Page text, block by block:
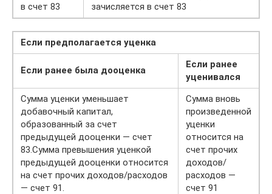
в счет 83
зачисляется в счет 83
Если предполагается уценка
Если ранее была дооценка
Если ранее
уценивался
Сумма уценки уменьшает
добавочный капитал,
образованный за счет
предыдущей дооценки — счет
83.Сумма превышения уценкой
предыдущей дооценки относится
на счет прочих доходов/расходов
— счет 91.
Сумма вновь
произведенной
уценки
относится на
счет прочих
доходов/
расходов —
счет 91